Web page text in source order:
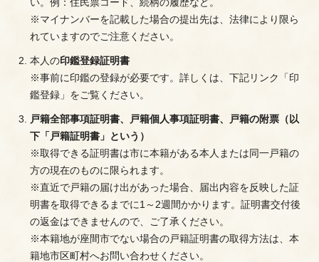
い。例：住民票コード、続柄の履歴など。
※マイナンバーを記載した場合の提出先は、法律により限ら
れていますのでご注意ください。
本人の印鑑登録証明書
※事前に印鑑の登録が必要です。詳しくは、下記リンク「印
鑑登録」をご覧ください。
戸籍全部事項証明書、戸籍個人事項証明書、戸籍の附票（以
下「戸籍証明書」という）
※取得できる証明書は市に本籍がある本人または同一戸籍の
方の現在のものに限られます。
※直近で戸籍の届け出があった場合、届出内容を反映した証
明書を取得できるまでに1～2週間かかります。証明書交付後
の返金はできませんので、ご了承ください。
※本籍地が座間市でない場合の戸籍証明書の取得方法は、本
籍地市区町村へお問い合わせください。